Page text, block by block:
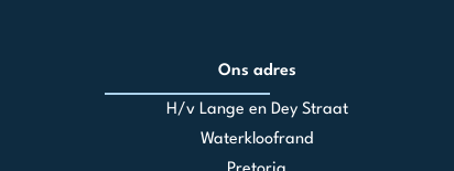
Ons adres
H/v Lange en Dey Straat
Waterkloofrand